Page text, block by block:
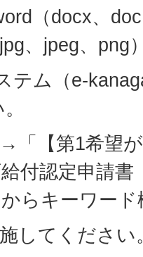
（docx、
、jpeg、png
テム（e-
「【第1希望
付認定申請
らキーワー
してください